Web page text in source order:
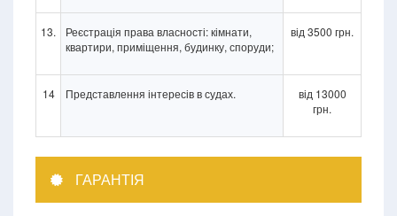
13.
Реєстрація права власності: кімнати,
квартири, приміщення, будинку, споруди;
від 3500 грн.
14 Представлення інтересів в судах.
від 13000
грн.
ГАРАНТІЯ